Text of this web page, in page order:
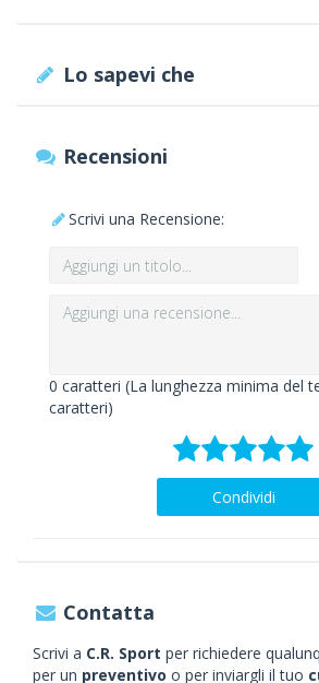
Lo sapevi che
Recensioni
Scrivi una Recensione:
0 caratteri (La lunghezza minima del
caratteri)
Condividi
Contatta
Scrivi a C.R. Sport per richiedere
per un preventivo o per inviargli il tuo